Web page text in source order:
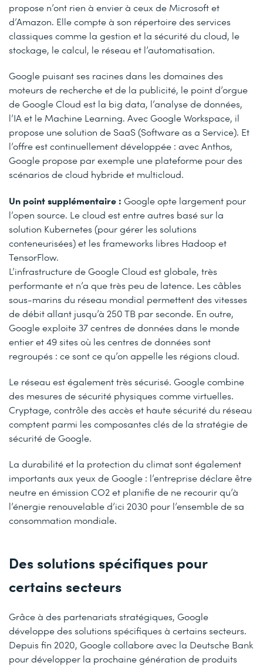
propose n’ont rien à envier à ceux de Microsoft et
d’Amazon. Elle compte à son répertoire des services
classiques comme la gestion et la sécurité du cloud, le
stockage, le calcul, le réseau et l’automatisation.
Google puisant ses racines dans les domaines des
moteurs de recherche et de la publicité, le point d’orgue
de Google Cloud est la big data, l’analyse de données,
l’IA et le Machine Learning. Avec Google Workspace, il
propose une solution de SaaS (Software as a Service). Et
l’offre est continuellement développée : avec Anthos,
Google propose par exemple une plateforme pour des
scénarios de cloud hybride et multicloud.
Un point supplémentaire : Google opte largement pour
l’open source. Le cloud est entre autres basé sur la
solution Kubernetes (pour gérer les solutions
conteneurisées) et les frameworks libres Hadoop et
TensorFlow.
L’infrastructure de Google Cloud est globale, très
performante et n’a que très peu de latence. Les câbles
sous-marins du réseau mondial permettent des vitesses
de débit allant jusqu’à 250 TB par seconde. En outre,
Google exploite 37 centres de données dans le monde
entier et 49 sites où les centres de données sont
regroupés : ce sont ce qu’on appelle les régions cloud.
Le réseau est également très sécurisé. Google combine
des mesures de sécurité physiques comme virtuelles.
Cryptage, contrôle des accès et haute sécurité du réseau
comptent parmi les composantes clés de la stratégie de
sécurité de Google.
La durabilité et la protection du climat sont également
importants aux yeux de Google : l’entreprise déclare être
neutre en émission CO2 et planifie de ne recourir qu’à
l’énergie renouvelable d’ici 2030 pour l’ensemble de sa
consommation mondiale.
Des solutions spécifiques pour
certains secteurs
Grâce à des partenariats stratégiques, Google
développe des solutions spécifiques à certains secteurs.
Depuis fin 2020, Google collabore avec la Deutsche Bank
pour développer la prochaine génération de produits